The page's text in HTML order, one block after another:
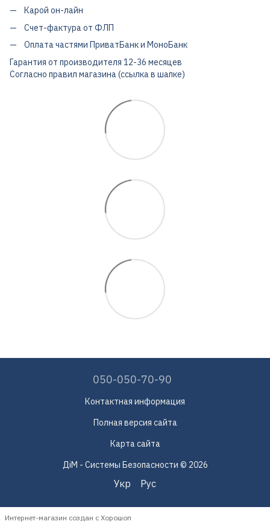
Карой он-лайн
Счет-фактура от ФЛП
Оплата частями ПриватБанк и МоноБанк
Гарантия от производителя 12-36 месяцев
Согласно правил магазина (ссылка в шапке)
050-050-70-90
Контактная информация
Полная версия сайта
Карта сайта
ДіМ - Системы Безопасности © 2026
Укр Рус
Интернет-магазин создан с Хорошоп